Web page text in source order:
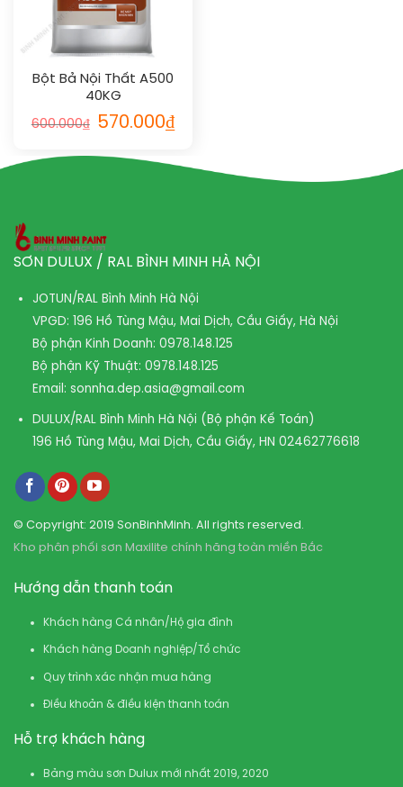
Bột Bả Nội Thất A500
40KG
600.000₫ 570.000₫
SƠN DULUX / RAL BÌNH MINH HÀ NỘI
JOTUN/RAL Bình Minh Hà Nội
VPGD: 196 Hồ Tùng Mậu, Mai Dịch, Cầu Giấy, Hà Nội
Bộ phận Kinh Doanh: 0978.148.125
Bộ phận Kỹ Thuật: 0978.148.125
Email: sonnha.dep.asia@gmail.com
DULUX/RAL Bình Minh Hà Nội (Bộ phận Kế Toán)
196 Hồ Tùng Mậu, Mai Dịch, Cầu Giấy, HN 02462776618
© Copyright: 2019 SonBinhMinh. All rights reserved.
Kho phân phối sơn Maxilite chính hãng toàn miền Bắc
Hướng dẫn thanh toán
Khách hàng Cá nhân/Hộ gia đình
Khách hàng Doanh nghiệp/Tổ chức
Quy trình xác nhận mua hàng
Điều khoản & điều kiện thanh toán
Hỗ trợ khách hàng
Bảng màu sơn Dulux mới nhất 2019, 2020